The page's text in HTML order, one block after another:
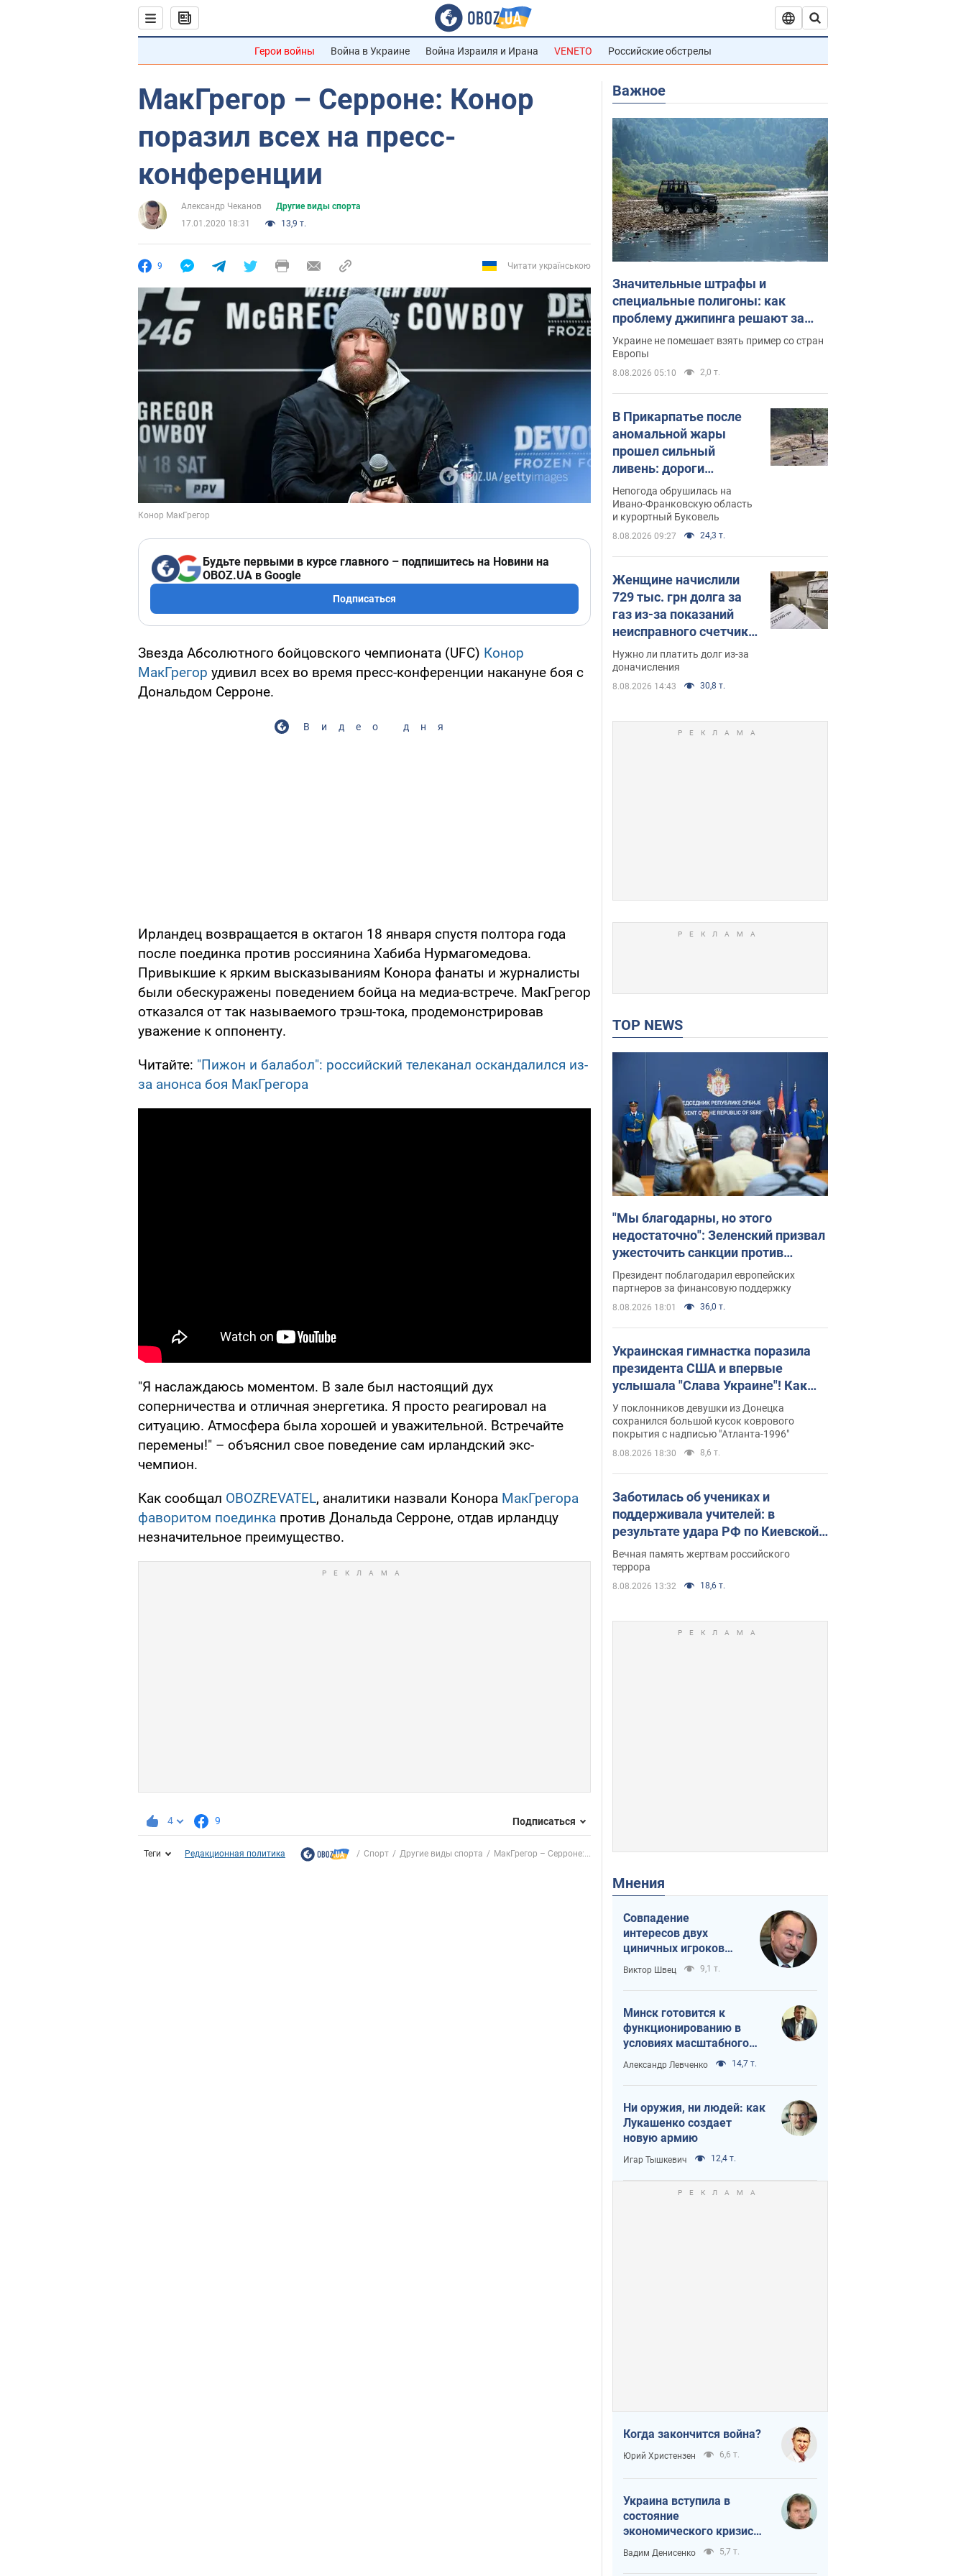
Герои войны Война в Украине Война Израиля и Ирана VENETO Российские обстрелы
МакГрегор – Серроне: Конор
поразил всех на пресс-
конференции
Александр Чеканов
Другие виды спорта
17.01.2020 18:31
13,9 т.
9 Читати українською
Будьте первыми в курсе главного – подпишитесь на Новини на
OBOZ.UA в Google
Подписаться
Звезда Абсолютного бойцовского чемпионата (UFC) Конор
МакГрегор удивил всех во время пресс-конференции накануне боя с
Дональдом Серроне.
Видео дня
Ирландец возвращается в октагон 18 января спустя полтора года
после поединка против россиянина Хабиба Нурмагомедова.
Привыкшие к ярким высказываниям Конора фанаты и журналисты
были обескуражены поведением бойца на медиа-встрече. МакГрегор
отказался от так называемого трэш-тока, продемонстрировав
уважение к оппоненту.
Читайте: "Пижон и балабол": российский телеканал оскандалился из-
за анонса боя МакГрегора
"Я наслаждаюсь моментом. В зале был настоящий дух
соперничества и отличная энергетика. Я просто реагировал на
ситуацию. Атмосфера была хорошей и уважительной. Встречайте
перемены!" – объяснил свое поведение сам ирландский экс-
чемпион.
Как сообщал OBOZREVATEL, аналитики назвали Конора МакГрегора
фаворитом поединка против Дональда Серроне, отдав ирландцу
незначительное преимущество.
4 9 Подписаться
Теги Редакционная политика Спорт Другие виды спорта МакГрегор – Серроне:...
Важное
Значительные штрафы и
специальные полигоны: как
проблему джипинга решают за
границей
Украине не помешает взять пример со стран
Европы
8.08.2026 05:10 2,0 т.
В Прикарпатье после
аномальной жары
прошел сильный
ливень: дороги
превратились в реки.
Видео
Непогода обрушилась на
Ивано-Франковскую область
и курортный Буковель
8.08.2026 09:27 24,3 т.
Женщине начислили
729 тыс. грн долга за
газ из-за показаний
неисправного счетчика:
судья вынес
неожиданное решение
Нужно ли платить долг из-за
доначисления
8.08.2026 14:43 30,8 т.
TOP NEWS
"Мы благодарны, но этого
недостаточно": Зеленский призвал
ужесточить санкции против
России
Президент поблагодарил европейских
партнеров за финансовую поддержку
8.08.2026 18:01 36,0 т.
Украинская гимнастка поразила
президента США и впервые
услышала "Слава Украине"! Как
сложилась судьба Подкопаевой,
которая 30 лет назад завоевала
"золото" Олимпиады
У поклонников девушки из Донецка
сохранился большой кусок коврового
покрытия с надписью "Атланта-1996"
8.08.2026 18:30 8,6 т.
Заботилась об учениках и
поддерживала учителей: в
результате удара РФ по Киевской
области погибли директор
киевского лицея, её муж и внук
Вечная память жертвам российского
террора
8.08.2026 13:32 18,6 т.
Мнения
Совпадение
интересов двух
циничных игроков
или тайный план
Трампа и Путина?
Виктор Швец 9,1 т.
Минск готовится к
функционированию в
условиях масштабного
военного кризиса
Александр Левченко 14,7 т.
Ни оружия, ни людей: как
Лукашенко создает
новую армию
Игар Тышкевич 12,4 т.
Когда закончится война?
Юрий Христензен 6,6 т.
Украина вступила в
состояние
экономического кризиса.
Есть ли свет в конце
туннеля?
Вадим Денисенко 5,7 т.